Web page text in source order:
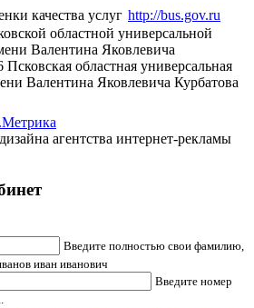
http://bus.gov.ru
областной универсальной
Валентина Яковлевича
Псковская областная универсальная
Валентина Яковлевича Курбатова
агентства интернет-рекламы
Введите полностью свои фамилию,
иван иванович
Введите номер